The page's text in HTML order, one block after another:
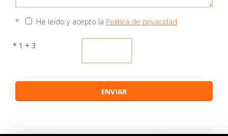
* He leído y acepto la Política de privacidad
* 1 + 3